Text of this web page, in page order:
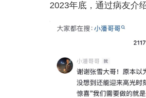
2023年底，通过病友介